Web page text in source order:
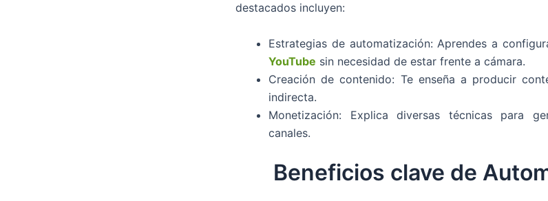
destacados incluyen:
Estrategias de automatización: Aprendes a
YouTube sin necesidad de estar frente a cámara.
Creación de contenido: Te enseña a producir
indirecta.
Monetización: Explica diversas técnicas para
canales.
Beneficios clave de